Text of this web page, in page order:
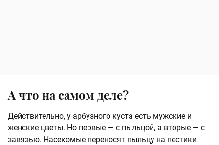
А что на самом деле?
Действительно, у арбузного куста есть мужские и
женские цветы. Но первые — с пыльцой, а вторые — с
завязью. Насекомые переносят пыльцу на пестики